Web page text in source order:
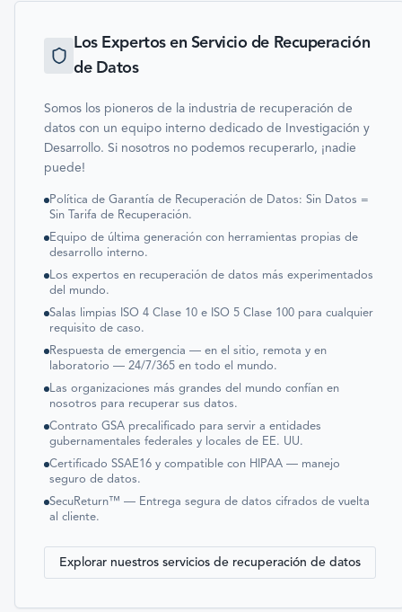
Los Expertos en Servicio de Recuperación
de Datos
Somos los pioneros de la industria de recuperación de
datos con un equipo interno dedicado de Investigación y
Desarrollo. Si nosotros no podemos recuperarlo, ¡nadie
puede!
Política de Garantía de Recuperación de Datos: Sin Datos =
Sin Tarifa de Recuperación.
Equipo de última generación con herramientas propias de
desarrollo interno.
Los expertos en recuperación de datos más experimentados
del mundo.
Salas limpias ISO 4 Clase 10 e ISO 5 Clase 100 para cualquier
requisito de caso.
Respuesta de emergencia — en el sitio, remota y en
laboratorio — 24/7/365 en todo el mundo.
Las organizaciones más grandes del mundo confían en
nosotros para recuperar sus datos.
Contrato GSA precalificado para servir a entidades
gubernamentales federales y locales de EE. UU.
Certificado SSAE16 y compatible con HIPAA — manejo
seguro de datos.
SecuReturn™ — Entrega segura de datos cifrados de vuelta
al cliente.
Explorar nuestros servicios de recuperación de datos